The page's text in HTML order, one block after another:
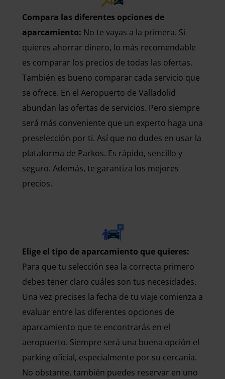
Compara las diferentes opciones de
aparcamiento: No te vayas a la primera. Si
quieres ahorrar dinero, lo más recomendable
es comparar los precios de todas las ofertas.
También es bueno comparar cada servicio que
se ofrece. En el Aeropuerto de Valladolid
abundan las ofertas de servicios. Pero siempre
será más conveniente que un experto haga una
preselección por ti. Así que no dudes en usar la
plataforma de Parkos. Es rápido, sencillo y
seguro. Además, te garantiza los mejores
precios.
Elige el tipo de aparcamiento que quieres:
Para que tu selección sea la correcta primero
debes tener claro cuáles son tus necesidades.
Una vez precises la fecha de tu viaje comienza a
evaluar entre las diferentes opciones de
aparcamiento que te encontrarás en el
aeropuerto. Siempre será una buena opción el
parking oficial, especialmente por su cercanía.
No obstante, también puedes reservar en uno